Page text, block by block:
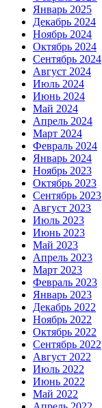
Январь 2025
Декабрь 2024
Ноябрь 2024
Октябрь 2024
Сентябрь 2024
Август 2024
Июль 2024
Июнь 2024
Май 2024
Апрель 2024
Март 2024
Февраль 2024
Январь 2024
Ноябрь 2023
Октябрь 2023
Сентябрь 2023
Август 2023
Июль 2023
Июнь 2023
Май 2023
Апрель 2023
Март 2023
Февраль 2023
Январь 2023
Декабрь 2022
Ноябрь 2022
Октябрь 2022
Сентябрь 2022
Август 2022
Июль 2022
Июнь 2022
Май 2022